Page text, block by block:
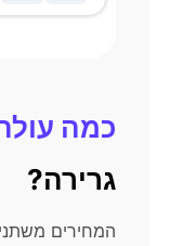
כמה
גרירה?
המחירים